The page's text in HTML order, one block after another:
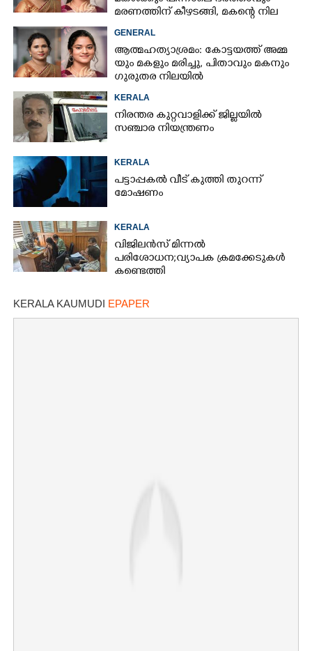
മരണത്തിന് കീഴടങ്ങി, മകന്റെ നില
അതീവ ഗുരുതരം
GENERAL
ആ​ത്മ​ഹ​ത്യാ​ശ്ര​മം​:​ കോട്ടയത്ത് അ​മ്മ​
യും​ ​മ​ക​ളും​ ​മ​രി​ച്ചു, പിതാവും മകനും
ഗുരുതര നിലയിൽ
KERALA
നിരന്തര കുറ്റവാളിക്ക് ജില്ലയിൽ
സഞ്ചാര നിയന്ത്രണം
KERALA
പട്ടാപ്പകൽ വീട് കുത്തി തുറന്ന്
മോഷണം
KERALA
വിജിലൻസ് മിന്നൽ
പരിശോധന; വ്യാപക ക്രമക്കേടുകൾ
കണ്ടെത്തി
KERALA KAUMUDI EPAPER